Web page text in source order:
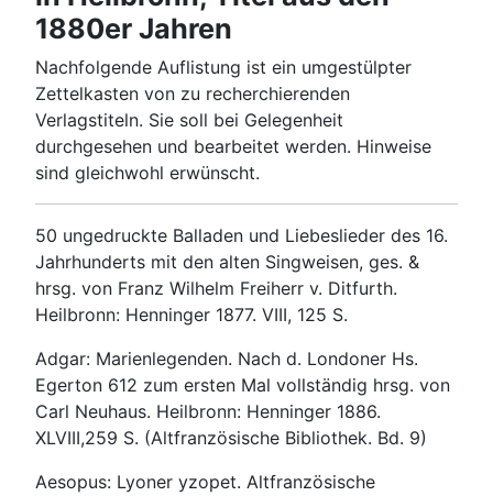
1880er Jahren
Nachfolgende Auflistung ist ein umgestülpter
Zettelkasten von zu recherchierenden
Verlagstiteln. Sie soll bei Gelegenheit
durchgesehen und bearbeitet werden. Hinweise
sind gleichwohl erwünscht.
50 ungedruckte Balladen und Liebeslieder des 16.
Jahrhunderts mit den alten Singweisen, ges. &
hrsg. von Franz Wilhelm Freiherr v. Ditfurth.
Heilbronn: Henninger 1877. VIII, 125 S.
Adgar: Marienlegenden. Nach d. Londoner Hs.
Egerton 612 zum ersten Mal vollständig hrsg. von
Carl Neuhaus. Heilbronn: Henninger 1886.
XLVIII,259 S. (Altfranzösische Bibliothek. Bd. 9)
Aesopus: Lyoner yzopet. Altfranzösische